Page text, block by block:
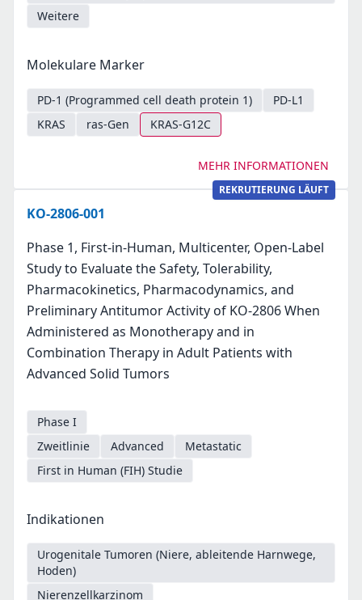
Weitere
Molekulare Marker
PD-1 (Programmed cell death protein 1)
PD-L1
KRAS
ras-Gen KRAS-G12C
MEHR INFORMATIONEN
REKRUTIERUNG LÄUFT
KO-2806-001
Phase 1, First-in-Human, Multicenter, Open-Label
Study to Evaluate the Safety, Tolerability,
Pharmacokinetics, Pharmacodynamics, and
Preliminary Antitumor Activity of KO-2806 When
Administered as Monotherapy and in
Combination Therapy in Adult Patients with
Advanced Solid Tumors
Phase I
Zweitlinie
Advanced
Metastatic
First in Human (FIH) Studie
Indikationen
Urogenitale Tumoren (Niere, ableitende Harnwege,
Hoden)
Nierenzellkarzinom